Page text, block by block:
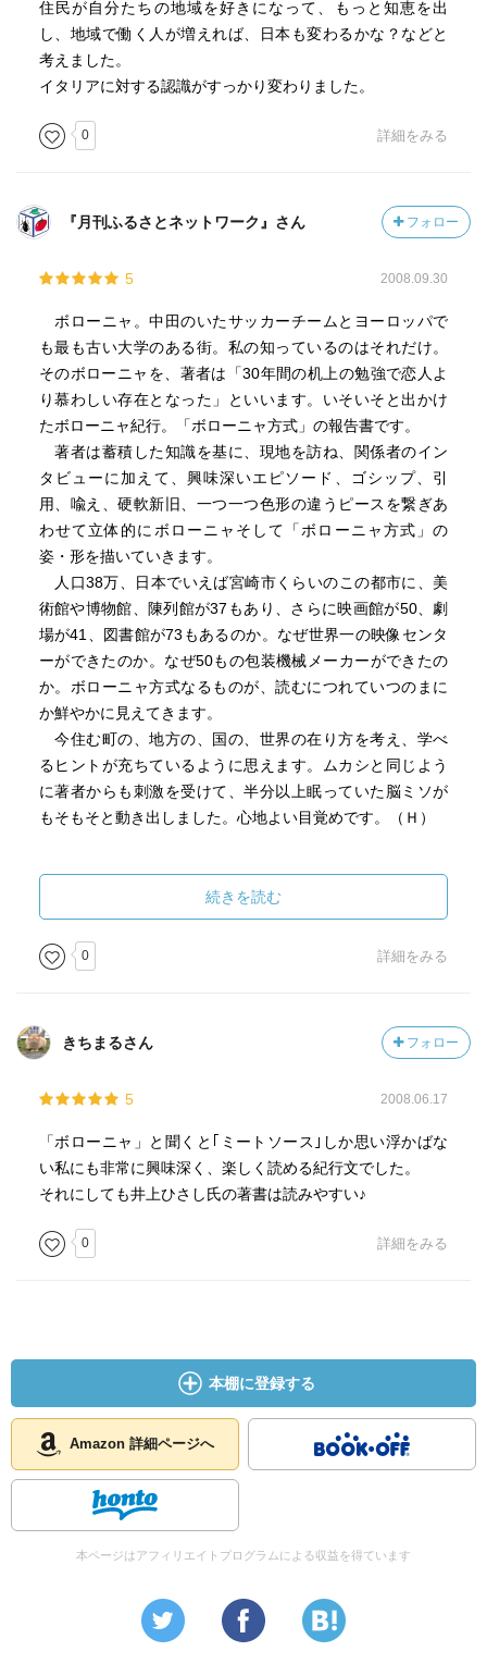
生の世界的なモデルになっているとのこと。過去と現在と
は一本の糸のようにつながっている。現在を懸命に生きて
未来を拓くには、過去に学ぶべきだ。ボローニャの人たち
分がいま生きている場所を大事にしよう。この場所さえし
っかりしていれば、人はなんとかしあわせに生きていくこ
住民が自分たちの地域を好きになって、もっと知恵を出
し、地域で働く人が増えれば、日本も変わるかな？などと
考えました。
イタリアに対する認識がすっかり変わりました。
0 詳細をみる
『月刊ふるさとネットワーク』さん フォロー
5 2008.09.30
ボローニャ。中田のいたサッカーチームとヨーロッパで
も最も古い大学のある街。私の知っているのはそれだけ。
そのボローニャを、著者は「30年間の机上の勉強で恋人よ
り慕わしい存在となった」といいます。いそいそと出かけ
たボローニャ紀行。「ボローニャ方式」の報告書です。
著者は蓄積した知識を基に、現地を訪ね、関係者のイン
タビューに加えて、興味深いエピソード、ゴシップ、引
用、喩え、硬軟新旧、一つ一つ色形の違うピースを繋ぎあ
わせて立体的にボローニャそして「ボローニャ方式」の
姿・形を描いていきます。
人口38万、日本でいえば宮崎市くらいのこの都市に、美
術館や博物館、陳列館が37もあり、さらに映画館が50、劇
場が41、図書館が73もあるのか。なぜ世界一の映像センタ
ーができたのか。なぜ50もの包装機械メーカーができたの
か。ボローニャ方式なるものが、読むにつれていつのまに
か鮮やかに見えてきます。
今住む町の、地方の、国の、世界の在り方を考え、学べ
るヒントが充ちているように思えます。ムカシと同じよう
に著者からも刺激を受けて、半分以上眠っていた脳ミソが
もそもそと動き出しました。心地よい目覚めです。（Ｈ）
続きを読む
0 詳細をみる
きちまるさん フォロー
5 2008.06.17
「ボローニャ」と聞くと｢ミートソース｣しか思い浮かばな
い私にも非常に興味深く、楽しく読める紀行文でした。
それにしても井上ひさし氏の著書は読みやすい♪
0 詳細をみる
本棚に登録する
Amazon 詳細ページへ
本ページはアフィリエイトプログラムによる収益を得ています